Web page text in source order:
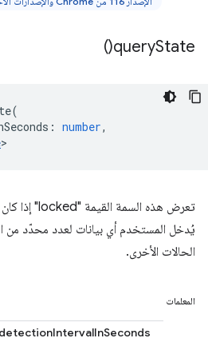
queryState(
)
(
: number,
>
الحالات الأخرى.
المعلمات
detectionIntervalInSeconds